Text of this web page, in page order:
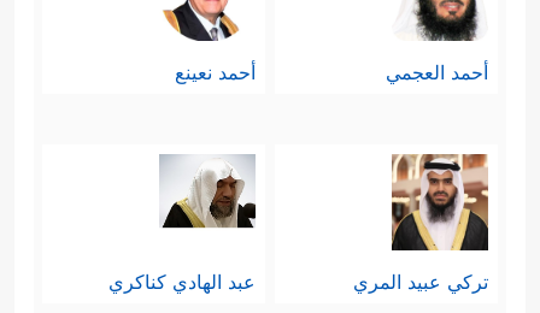
أحمد العجمي أحمد نعينع
تركي عبيد المري عبد الهادي كناكري